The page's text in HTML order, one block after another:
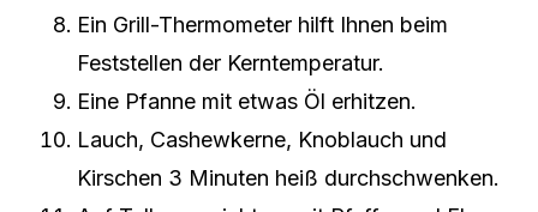
Ein Grill-Thermometer hilft Ihnen beim
Feststellen der Kerntemperatur.
Eine Pfanne mit etwas Öl erhitzen.
Lauch, Cashewkerne, Knoblauch und
Kirschen 3 Minuten heiß durchschwenken.